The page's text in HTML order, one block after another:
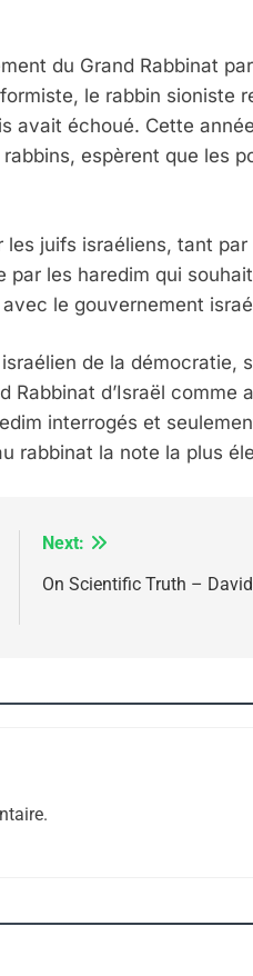
du Grand Rabbinat
le rabbin sioniste
avait échoué. Cette
espèrent que les
juifs israéliens, tant
par les haredim qui
le gouvernement
de la démocratie,
Rabbinat d’Israël comme
interrogés et
rabbinat la note la plus
Next:
On Scientific Truth –
Jacques Hadida
Le Miel De
De Loya Stauber